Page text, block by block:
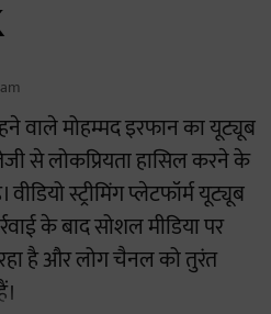
वाले मोहम्मद इरफान का यूट्यूब
से लोकप्रियता हासिल करने के
स्ट्रीमिंग प्लेटफॉर्म यूट्यूब
के बाद सोशल मीडिया पर
है और लोग चैनल को तुरंत